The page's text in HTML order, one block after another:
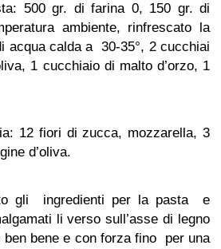
500 gr. di farina 0, 150 gr. di
ambiente, rinfrescato la
acqua calda a 30-35°, 2 cucchiai
1 cucchiaio di malto d’orzo, 1
12 fiori di zucca, mozzarella, 3
d’oliva.
gli ingredienti per la pasta e
li verso sull’asse di legno
bene e con forza fino per una